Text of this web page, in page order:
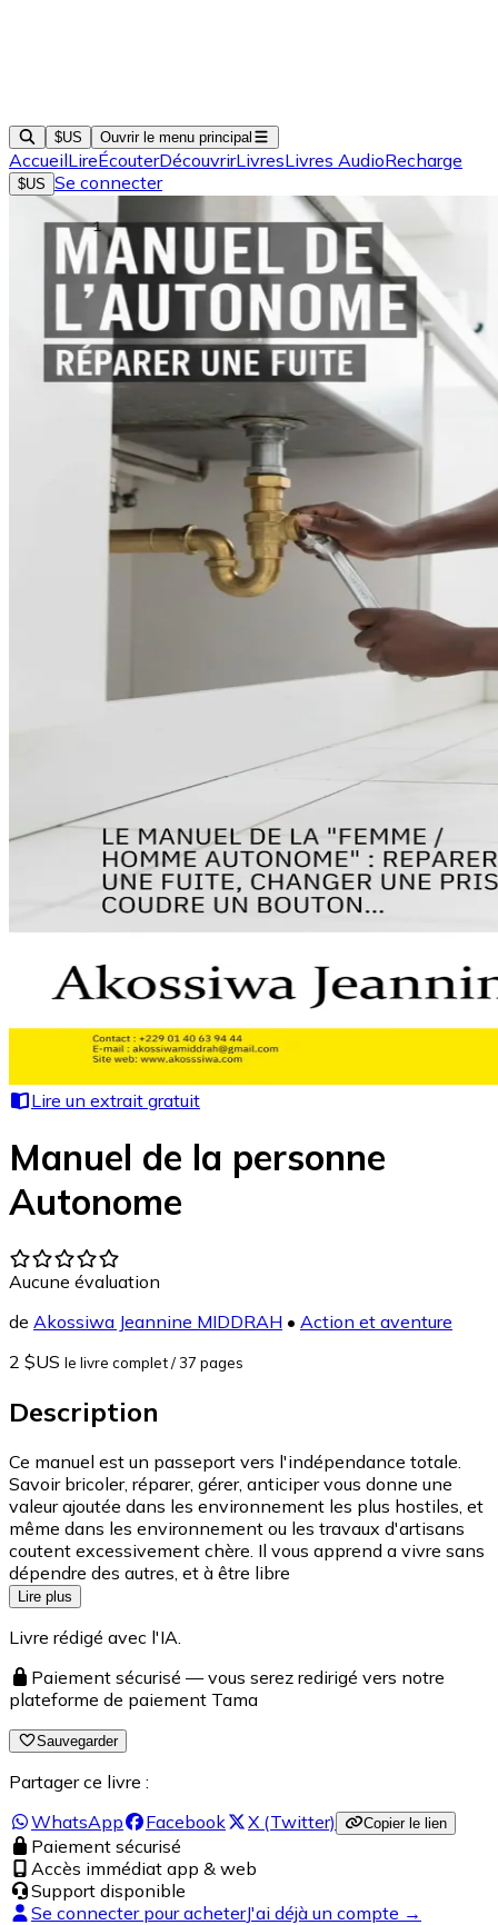
$US Ouvrir le menu principal
AccueilLireÉcouterDécouvrirLivresLivres AudioRecharge
$US Se connecter
Lire un extrait gratuit
Manuel de la personne
Autonome
Aucune évaluation
de Akossiwa Jeannine MIDDRAH • Action et aventure
2 $US le livre complet/ 37 pages
Description
Ce manuel est un passeport vers l'indépendance totale.
Savoir bricoler, réparer, gérer, anticiper vous donne une
valeur ajoutée dans les environnement les plus hostiles, et
même dans les environnement ou les travaux d'artisans
coutent excessivement chère. Il vous apprend a vivre sans
dépendre des autres, et à être libre
Lire plus
Livre rédigé avec l'IA.
Paiement sécurisé — vous serez redirigé vers notre
plateforme de paiement Tama
Sauvegarder
Partager ce livre :
WhatsApp
Facebook X (Twitter) Copier le lien
Paiement sécurisé
Accès immédiat app & web
Support disponible
Se connecter pour acheterJ'ai déjà un compte →